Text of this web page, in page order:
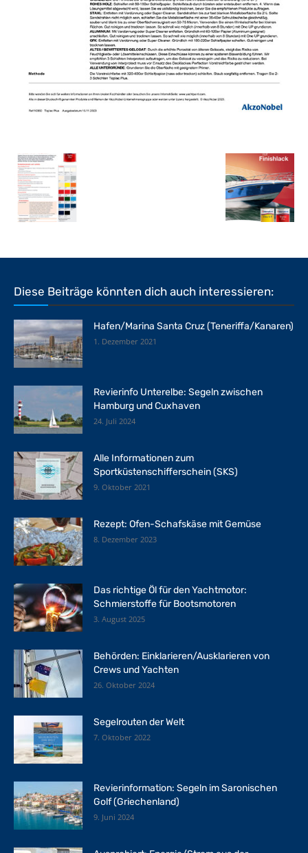
Diese Beiträge könnten dich auch interessieren:
Hafen/Marina Santa Cruz (Teneriffa/Kanaren)
1. Dezember 2021
Revierinfo Unterelbe: Segeln zwischen
Hamburg und Cuxhaven
24. Juli 2024
Alle Informationen zum
Sportküstenschifferschein (SKS)
9. Oktober 2021
Rezept: Ofen-Schafskäse mit Gemüse
8. Dezember 2023
Das richtige Öl für den Yachtmotor:
Schmierstoffe für Bootsmotoren
3. August 2025
Behörden: Einklarieren/Ausklarieren von
Crews und Yachten
26. Oktober 2024
Segelrouten der Welt
7. Oktober 2022
Revierinformation: Segeln im Saronischen
Golf (Griechenland)
9. Juni 2024